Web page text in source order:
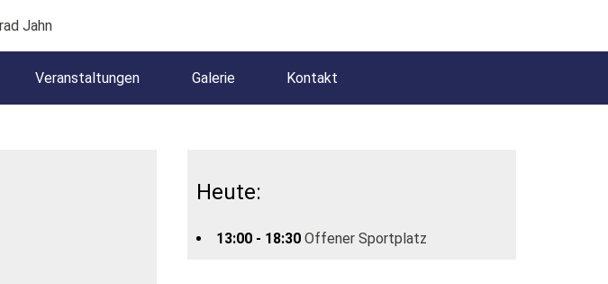
Veranstaltungen Galerie Kontakt
Heute:
13:00 - 18:30 Offener Sportplatz